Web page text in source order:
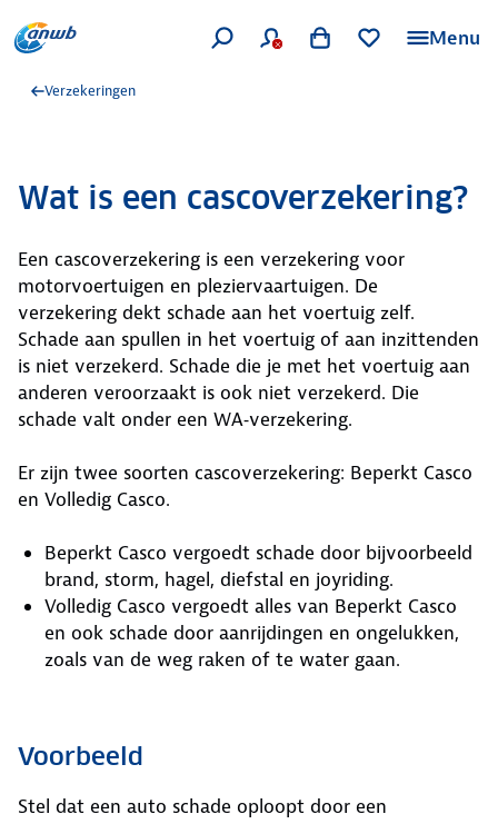
Menu
Verzekeringen
Wat is een cascoverzekering?
Een cascoverzekering is een verzekering voor
motorvoertuigen en pleziervaartuigen. De
verzekering dekt schade aan het voertuig zelf.
Schade aan spullen in het voertuig of aan inzittenden
is niet verzekerd. Schade die je met het voertuig aan
anderen veroorzaakt is ook niet verzekerd. Die
schade valt onder een WA‑verzekering.
Er zijn twee soorten cascoverzekering: Beperkt Casco
en Volledig Casco.
Beperkt Casco vergoedt schade door bijvoorbeeld
brand, storm, hagel, diefstal en joyriding.
Volledig Casco vergoedt alles van Beperkt Casco
en ook schade door aanrijdingen en ongelukken,
zoals van de weg raken of te water gaan.
Voorbeeld
Stel dat een auto schade oploopt door een